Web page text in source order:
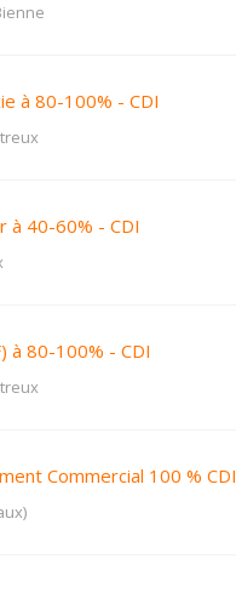
à 80-100% - CDI
à 40-60% - CDI
à 80-100% - CDI
Commercial 100 % CDI